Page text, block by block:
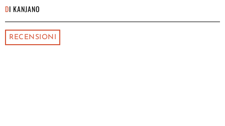
DI KANJANO
RECENSIONI